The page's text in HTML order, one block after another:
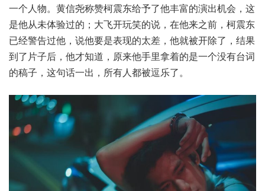
一个人物。黄信尧称赞柯震东给予了他丰富的演出机会，这
是他从未体验过的；大飞开玩笑的说，在他来之前，柯震东
已经警告过他，说他要是表现的太差，他就被开除了，结果
到了片子后，他才知道，原来他手里拿着的是一个没有台词
的稿子，这句话一出，所有人都被逗乐了。